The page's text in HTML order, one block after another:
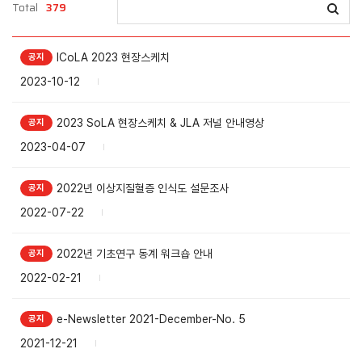
Total 379
ICoLA 2023 현장스케치
2023-10-12
2023 SoLA 현장스케치 & JLA 저널 안내영상
2023-04-07
2022년 이상지질혈증 인식도 설문조사
2022-07-22
2022년 기초연구 동계 워크숍 안내
2022-02-21
e-Newsletter 2021-December-No. 5
2021-12-21